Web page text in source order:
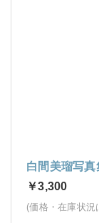
白間美瑠写
￥3,300
(価格・在庫状